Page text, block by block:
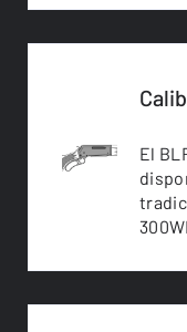
El